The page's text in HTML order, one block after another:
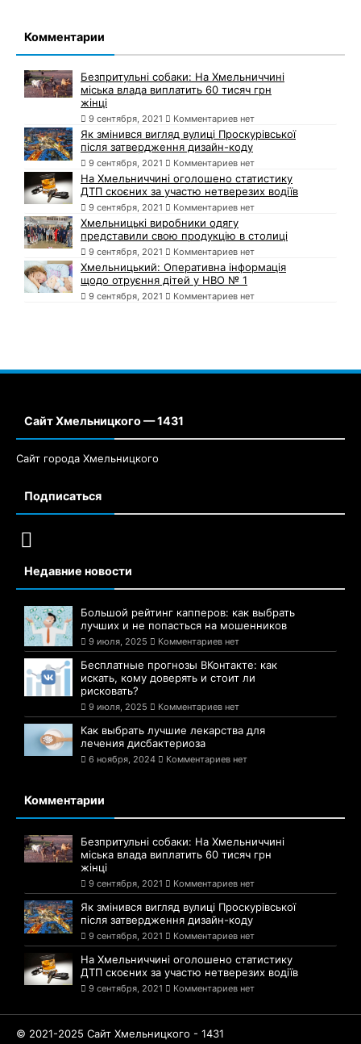
Комментарии
Безпритульні собаки: На Хмельниччині
міська влада виплатить 60 тисяч грн
жінці
9 сентября, 2021 Комментариев нет
Як змінився вигляд вулиці Проскурівської
після затвердження дизайн-коду
9 сентября, 2021 Комментариев нет
На Хмельниччині оголошено статистику
ДТП скоєних за участю нетверезих водіїв
9 сентября, 2021 Комментариев нет
Хмельницькі виробники одягу
представили свою продукцію в столиці
9 сентября, 2021 Комментариев нет
Хмельницький: Оперативна інформація
щодо отруєння дітей у НВО № 1
9 сентября, 2021 Комментариев нет
Сайт Хмельницкого — 1431
Сайт города Хмельницкого
Подписаться
Недавние новости
Большой рейтинг капперов: как выбрать
лучших и не попасться на мошенников
9 июля, 2025 Комментариев нет
Бесплатные прогнозы ВКонтакте: как
искать, кому доверять и стоит ли
рисковать?
9 июля, 2025 Комментариев нет
Как выбрать лучшие лекарства для
лечения дисбактериоза
6 ноября, 2024 Комментариев нет
Комментарии
Безпритульні собаки: На Хмельниччині
міська влада виплатить 60 тисяч грн
жінці
9 сентября, 2021 Комментариев нет
Як змінився вигляд вулиці Проскурівської
після затвердження дизайн-коду
9 сентября, 2021 Комментариев нет
На Хмельниччині оголошено статистику
ДТП скоєних за участю нетверезих водіїв
9 сентября, 2021 Комментариев нет
© 2021-2025 Сайт Хмельницкого - 1431